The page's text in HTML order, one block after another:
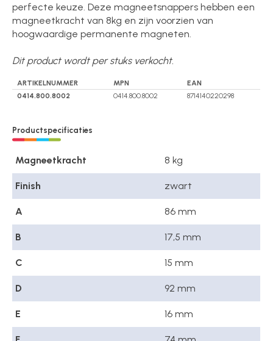
perfecte keuze. Deze magneetsnappers hebben een
magneetkracht van 8kg en zijn voorzien van
hoogwaardige permanente magneten.
Dit product wordt per stuks verkocht.
ARTIKELNUMMER MPN
EAN
0414.800.8002
0414.800.8002 8714140220298
Productspecificaties
Magneetkracht 8 kg
Finish zwart
A 86 mm
B 17,5 mm
C 15 mm
D 92 mm
E 16 mm